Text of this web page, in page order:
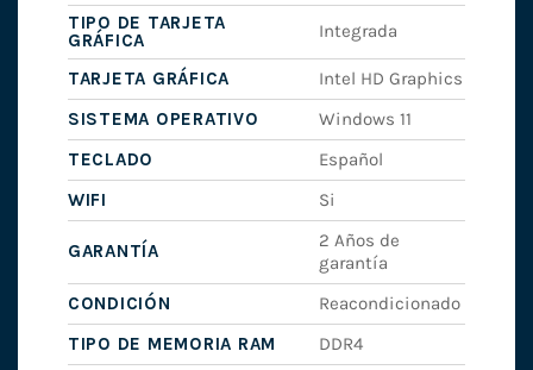
TIPO DE TARJETA
GRÁFICA
Integrada
TARJETA GRÁFICA
Intel HD Graphics
SISTEMA OPERATIVO
Windows 11
TECLADO
Español
WIFI
Si
GARANTÍA
2 Años de
garantía
CONDICIÓN
Reacondicionado
TIPO DE MEMORIA RAM
DDR4